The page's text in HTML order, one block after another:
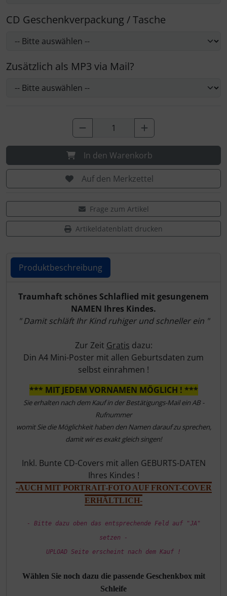
CD Geschenkverpackung / Tasche
Zusätzlich als MP3 via Mail?
In den Warenkorb
Auf den Merkzettel
Frage zum Artikel
Artikeldatenblatt drucken
Produktbeschreibung
Produktbeschreibung
Traumhaft schönes Schlaflied mit gesungenem
NAMEN Ihres Kindes.
" Damit schläft Ihr Kind ruhiger und schneller ein "
Zur Zeit Gratis dazu:
Din A4 Mini-Poster mit allen Geburtsdaten zum
selbst einrahmen !
*** MIT JEDEM VORNAMEN MÖGLICH ! ***
Sie erhalten nach dem Kauf in der Bestätigungs-Mail ein AB -
Rufnummer
womit Sie die Möglichkeit haben den Namen darauf zu sprechen,
damit wir es exakt gleich singen!
Inkl. Bunte CD-Covers mit allen GEBURTS-DATEN
Ihres Kindes !
-AUCH MIT PORTRAIT-FOTO AUF FRONT-COVER
ERHÄLTLICH-
- Bitte dazu oben das entsprechende Feld auf "JA"
setzen -
UPLOAD Seite erscheint nach dem Kauf !
Wählen Sie noch dazu die passende Geschenkbox mit
Schleife